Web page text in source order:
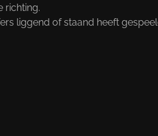
richting.
liggend of staand heeft